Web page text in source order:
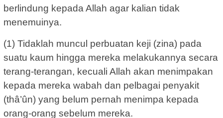
berlindung kepada Allah agar kalian tidak
menemuinya.
(1) Tidaklah muncul perbuatan keji (zina) pada
suatu kaum hingga mereka melakukannya secara
terang-terangan, kecuali Allah akan menimpakan
kepada mereka wabah dan pelbagai penyakit
(thâ’ûn) yang belum pernah menimpa kepada
orang-orang sebelum mereka.